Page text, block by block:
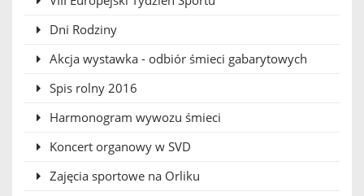
Dni Rodziny
Akcja wystawka - odbiór śmieci gabarytowych
Spis rolny 2016
Harmonogram wywozu śmieci
Koncert organowy w SVD
Zajęcia sportowe na Orliku